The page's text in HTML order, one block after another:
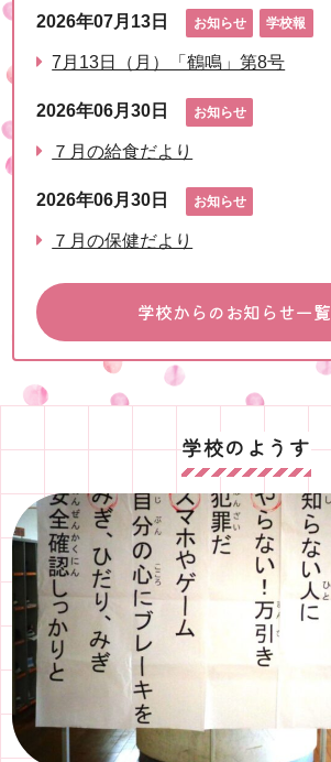
2026年07月13日 お知らせ 学校報
7月13日（月）「鶴鳴」第8号
2026年06月30日 お知らせ
７月の給食だより
2026年06月30日 お知らせ
７月の保健だより
学校からのお知らせ一覧
学校のようす